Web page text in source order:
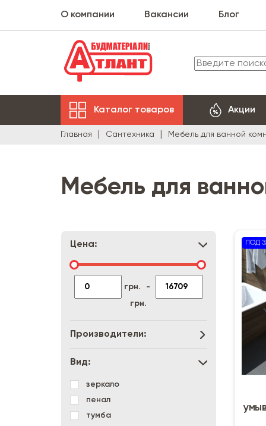
О компании Вакансии Блог
Каталог товаров Акции
Главная Сантехника Мебель для ванной
Мебель для
Цена:
грн. -
грн.
Производители:
Вид:
зеркало
пенал
тумба
ПОД